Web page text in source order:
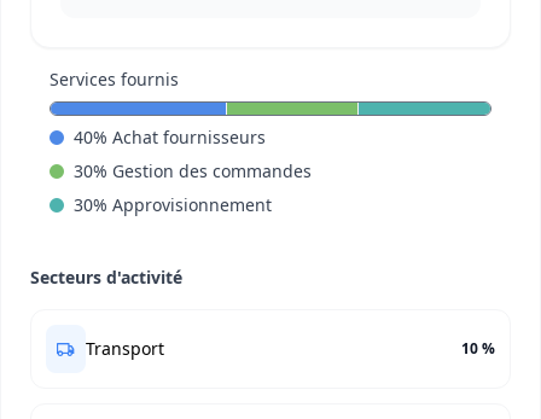
Services fournis
40% Achat fournisseurs
30% Gestion des commandes
30% Approvisionnement
Secteurs d'activité
Transport 10 %